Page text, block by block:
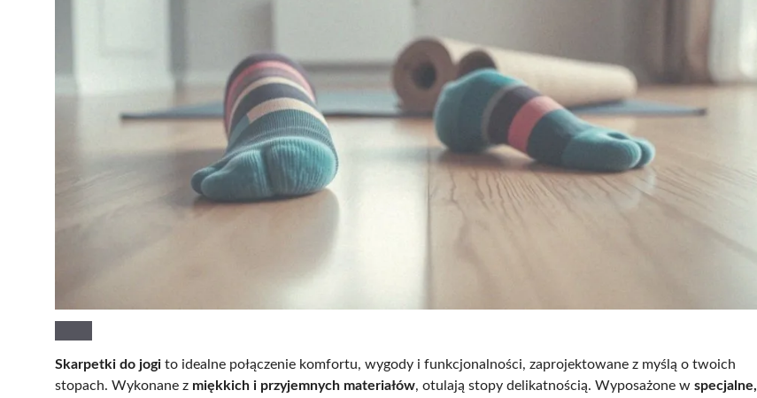
Skarpetki do jogi to idealne połączenie komfortu, wygody i funkcjonalności, zaprojektowane z myślą o twoich
stopach. Wykonane z miękkich i przyjemnych materiałów, otulają stopy delikatnością. Wyposażone w specjalne,